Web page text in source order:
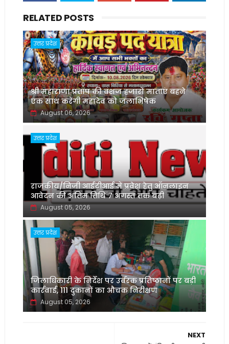
RELATED POSTS
उत्तर प्रदेश
श्री महाराणा प्रताप की वंशज हजारों माताएं बहने
एक साथ करेंगी महादेव को जलाभिषेक
August 06, 2026
उत्तर प्रदेश
राजकीय/निजी आईटीआई में प्रवेश हेतु ऑनलाइन
आवेदन की अंतिम तिथि 7 अगस्त तक बढ़ी
August 05, 2026
उत्तर प्रदेश
जिलाधिकारी के निर्देश पर उर्वरक प्रतिष्ठानों पर बड़ी
कार्रवाई, 111 दुकानों का औचक निरीक्षण
August 05, 2026
NEXT